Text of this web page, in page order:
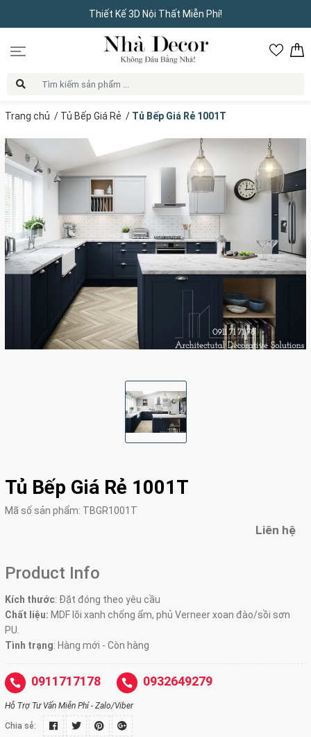
Thiết Kế 3D Nội Thất Miễn Phí!
Trang chủ / Tủ Bếp Giá Rẻ / Tủ Bếp Giá Rẻ 1001T
Tủ Bếp Giá Rẻ 1001T
Mã số sản phẩm: TBGR1001T
Liên hệ
Product Info
Kích thước: Đặt đóng theo yêu cầu
Chất liệu: MDF lõi xanh chống ẩm, phủ Verneer xoan đào/sồi sơn
PU.
Tình trạng: Hàng mới - Còn hàng
0911717178 0932649279
Hỗ Trợ Tư Vấn Miễn Phí - Zalo/Viber
Chia sẻ: